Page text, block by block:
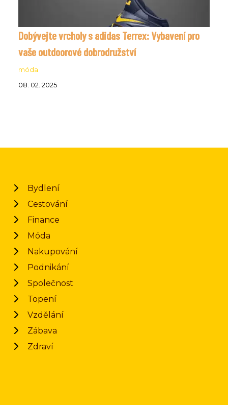
Dobývejte vrcholy s adidas Terrex: Vybavení pro
vaše outdoorové dobrodružství
móda
08. 02. 2025
Bydlení
Cestování
Finance
Móda
Nakupování
Podnikání
Společnost
Topení
Vzdělání
Zábava
Zdraví